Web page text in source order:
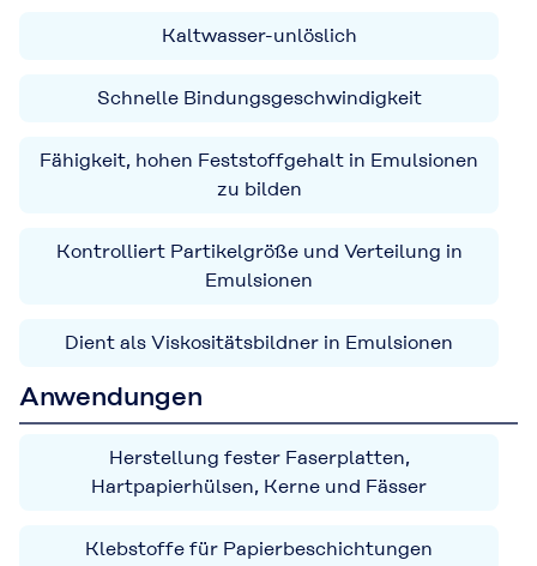
Kaltwasser-unlöslich
Schnelle Bindungsgeschwindigkeit
Fähigkeit, hohen Feststoffgehalt in Emulsionen
zu bilden
Kontrolliert Partikelgröße und Verteilung in
Emulsionen
Dient als Viskositätsbildner in Emulsionen
Anwendungen
Herstellung fester Faserplatten,
Hartpapierhülsen, Kerne und Fässer
Klebstoffe für Papierbeschichtungen